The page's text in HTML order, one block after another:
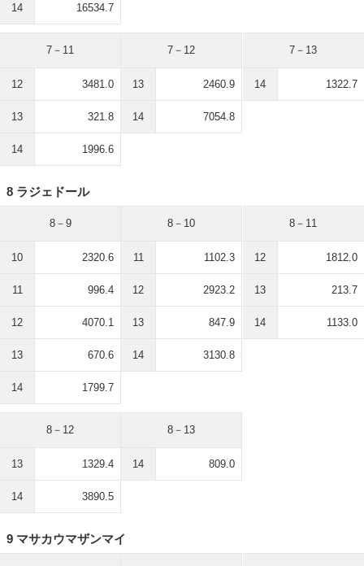
14 16534.7
7－11
12 3481.0
13 321.8
14 1996.6
7－12
13 2460.9
14 7054.8
7－13
14 1322.7
8 ラジェドール
8－9
10 2320.6
11 996.4
12 4070.1
13 670.6
14 1799.7
8－10
11 1102.3
12 2923.2
13 847.9
14 3130.8
8－11
12 1812.0
13 213.7
14 1133.0
8－12
13 1329.4
14 3890.5
8－13
14 809.0
9 マサカウマザンマイ